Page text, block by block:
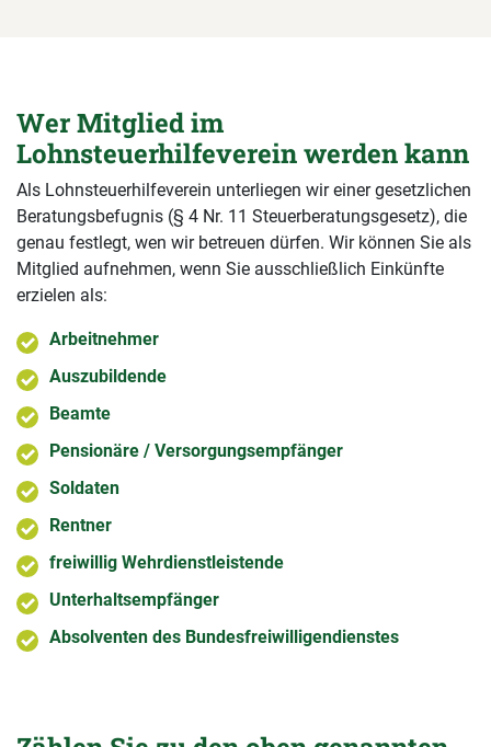
Wer Mitglied im
Lohnsteuerhilfeverein werden kann
Als Lohnsteuerhilfeverein unterliegen wir einer gesetzlichen
Beratungsbefugnis (§ 4 Nr. 11 Steuerberatungsgesetz), die
genau festlegt, wen wir betreuen dürfen. Wir können Sie als
Mitglied aufnehmen, wenn Sie ausschließlich Einkünfte
erzielen als:
Arbeitnehmer
Auszubildende
Beamte
Pensionäre / Versorgungsempfänger
Soldaten
Rentner
freiwillig Wehrdienstleistende
Unterhaltsempfänger
Absolventen des Bundesfreiwilligendienstes